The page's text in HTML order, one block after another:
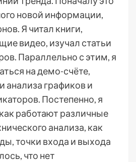
новой информации,
Я читал книги,
видео, изучал статьи
Параллельно с этим, я
на демо-счёте,
анализа графиков и
Постепенно, я
работают различные
анализа, как
точки входа и выхода
что нет